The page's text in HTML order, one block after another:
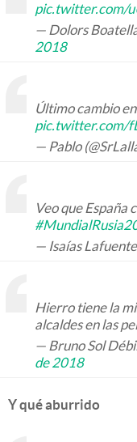
pic.twitter.com/
— Dolors
2018
Último cambio
pic.twitter.com/
— Pablo
Veo que España
— Isaías
Hierro tiene la
alcaldes en las
— Bruno Sol
de 2018
Y qué aburrido